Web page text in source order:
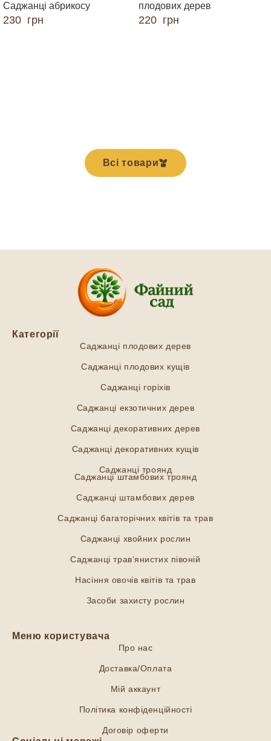
Саджанці абрикосу
230 грн
плодових дерев
220 грн
Всі товари
Категорії
Саджанці плодових дерев
Саджанці плодових кущів
Саджанці горіхів
Саджанці екзотичних дерев
Саджанці декоративних дерев
Саджанці декоративних кущів
Саджанці троянд
Саджанці штамбових троянд
Саджанці штамбових дерев
Саджанці багаторічних квітів та трав
Саджанці хвойних рослин
Саджанці трав’янистих півоній
Насіння овочів квітів та трав
Засоби захисту рослин
Меню користувача
Про нас
Доставка/Оплата
Мій аккаунт
Політика конфіденційності
Договір оферти